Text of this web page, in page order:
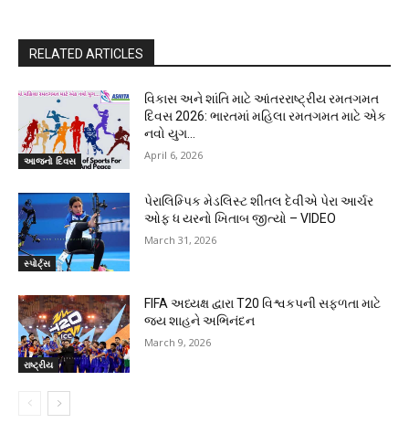
RELATED ARTICLES
આજનો દિવસ
વિકાસ અને શાંતિ માટે આંતરરાષ્ટ્રીય રમતગમત
દિવસ 2026: ભારતમાં મહિલા રમતગમત માટે એક
નવો યુગ…
April 6, 2026
સ્પોર્ટ્સ
પેરાલિમ્પિક મેડલિસ્ટ શીતલ દેવીએ પેરા આર્ચર
ઓફ ધ યરનો ખિતાબ જીત્યો – VIDEO
March 31, 2026
રાષ્ટ્રીય
FIFA અધ્યક્ષ દ્વારા T20 વિશ્વકપની સફળતા માટે
જય શાહને અભિનંદન
March 9, 2026